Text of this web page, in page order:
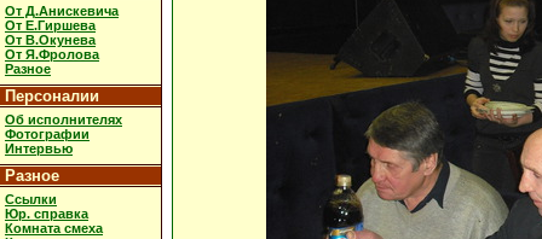
От Д.Анискевича
От Е.Гиршева
От В.Окунева
От Я.Фролова
Разное
Персоналии
Об исполнителях
Фотографии
Интервью
Разное
Ссылки
Юр. справка
Комната смеха